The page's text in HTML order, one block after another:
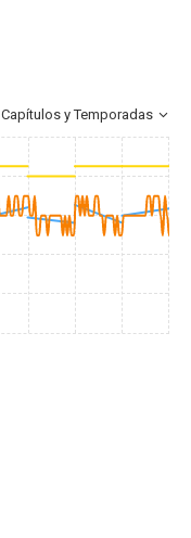
Capítulos y Temporadas